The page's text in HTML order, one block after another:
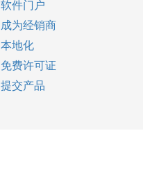
软件门户
成为经销商
本地化
免费许可证
提交产品